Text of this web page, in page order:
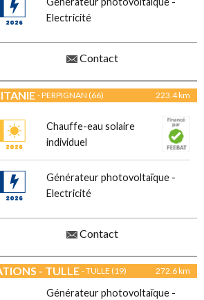
Electricité
Contact
- PERPIGNAN (66) 223.4 km
Chauffe-eau solaire
individuel
Générateur photovoltaïque -
Electricité
Contact
- TULLE- TULLE (19) 272.6 km
Générateur photovoltaïque -